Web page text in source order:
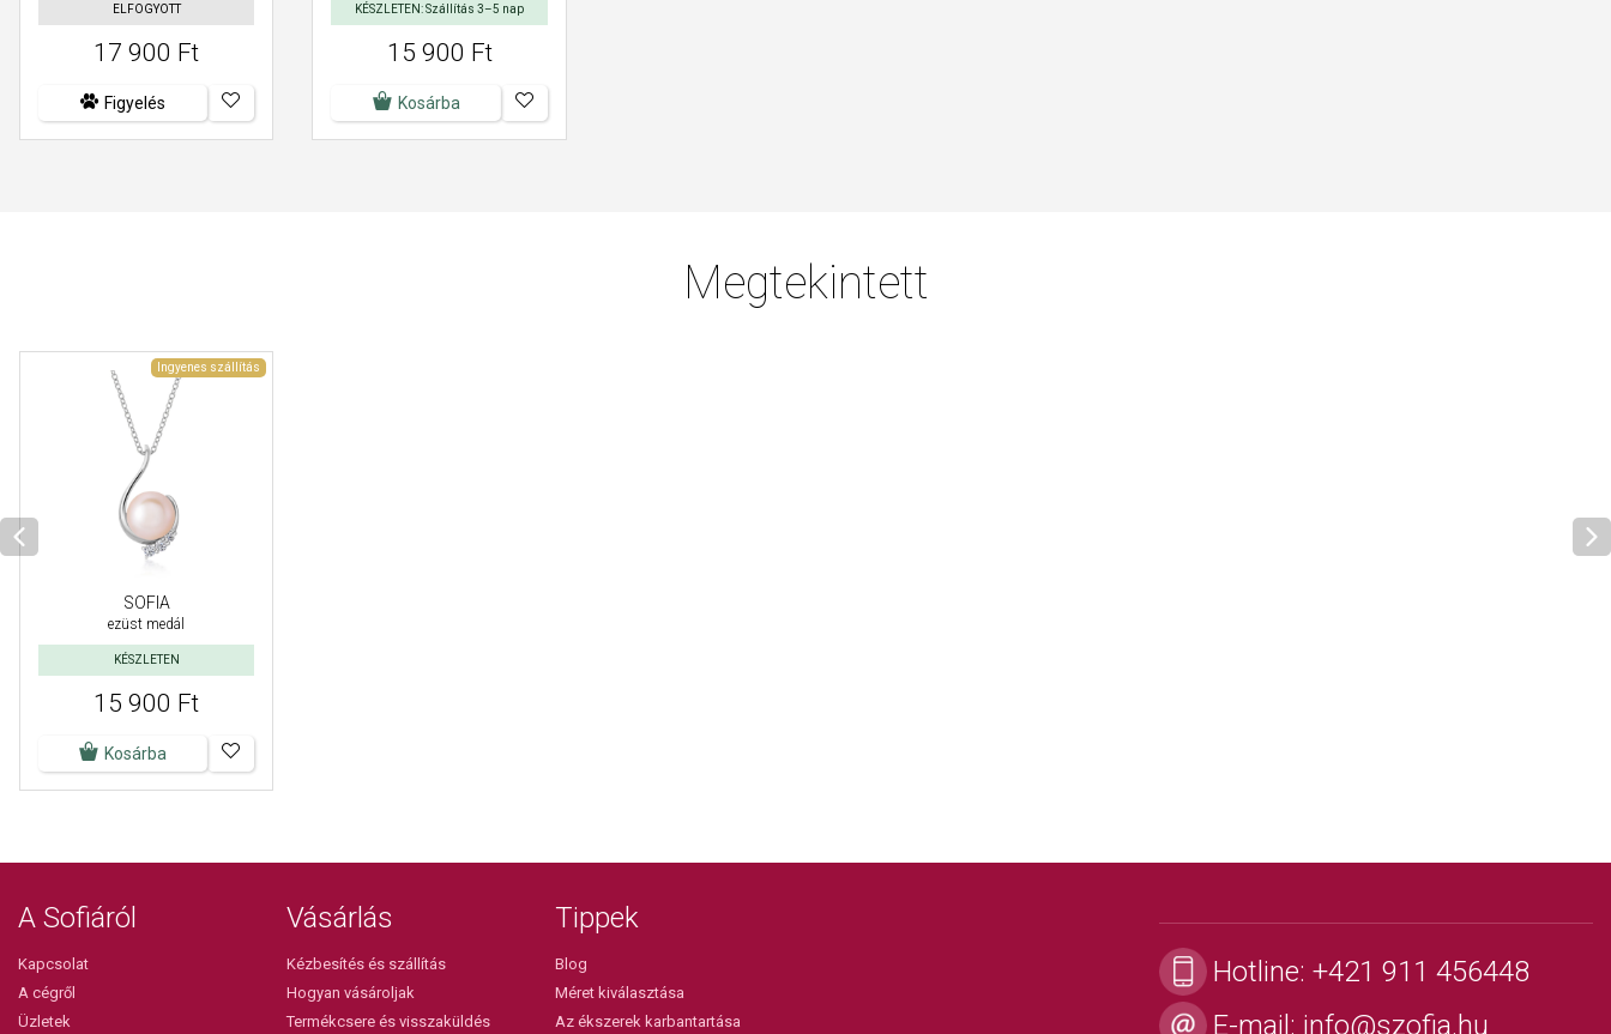
ELFOGYOTT
17 900 Ft
Figyelés
KÉSZLETEN: Szállítás 3–5 nap
15 900 Ft
Kosárba
Megtekintett
Ingyenes szállítás
SOFIA
ezüst medál
KÉSZLETEN
15 900 Ft
Kosárba
A Sofiáról
Kapcsolat
A cégről
Üzletek
Vásárlás
Kézbesítés és szállítás
Hogyan vásároljak
Termékcsere és visszaküldés
Tippek
Blog
Méret kiválasztása
Az ékszerek karbantartása
Hotline: +421 911 456448
E-mail: info@szofia.hu